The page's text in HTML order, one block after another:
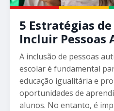
5 Estratégias
Incluir Pessoas
A inclusão de pessoas
escolar é fundamental
educação igualitária e
oportunidades de
alunos. No entanto, é